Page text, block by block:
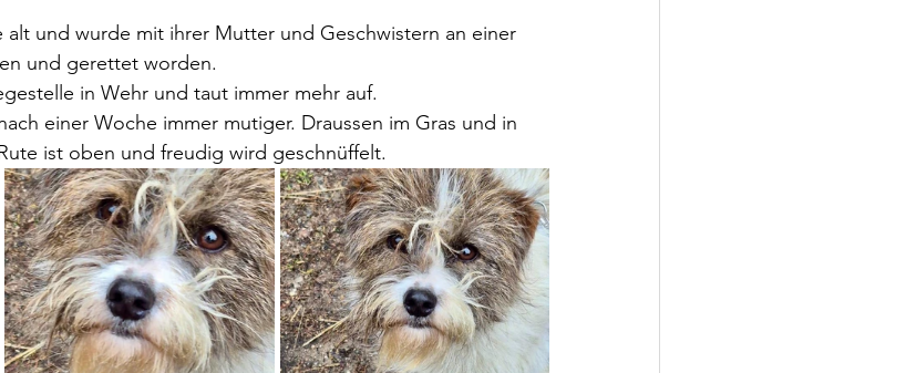
alt und wurde mit ihrer Mutter und Geschwistern an einer
und gerettet worden.
in Wehr und taut immer mehr auf.
einer Woche immer mutiger. Draussen im Gras und in
ist oben und freudig wird geschnüffelt.